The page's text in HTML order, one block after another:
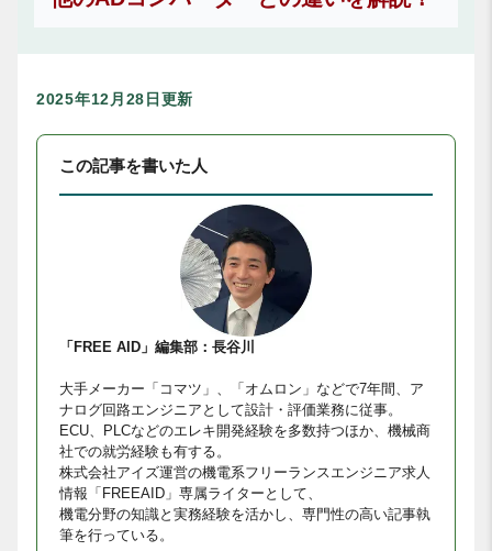
2025年12月28日更新
この記事を書いた人
「FREE AID」編集部：長谷川
大手メーカー「コマツ」、「オムロン」などで7年間、ア
ナログ回路エンジニアとして設計・評価業務に従事。
ECU、PLCなどのエレキ開発経験を多数持つほか、機械商
社での就労経験も有する。
株式会社アイズ運営の機電系フリーランスエンジニア求人
情報「FREEAID」専属ライターとして、
機電分野の知識と実務経験を活かし、専門性の高い記事執
筆を行っている。